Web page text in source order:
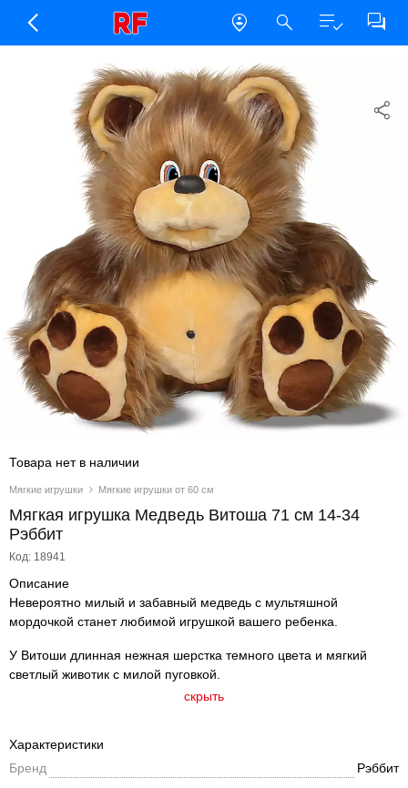
Мягкие игрушки Мягкие игрушки от 60 см
Мягкая игрушка Медведь Витоша 71 см 14-34
Рэббит
Код: 18941
Товара нет в наличии
Описание
Невероятно милый и забавный медведь с мультяшной
мордочкой станет любимой игрушкой вашего ребенка.
У Витоши длинная нежная шерстка темного цвета и мягкий
светлый животик с милой пуговкой.
скрыть
Характеристики
Бренд
Рэббит